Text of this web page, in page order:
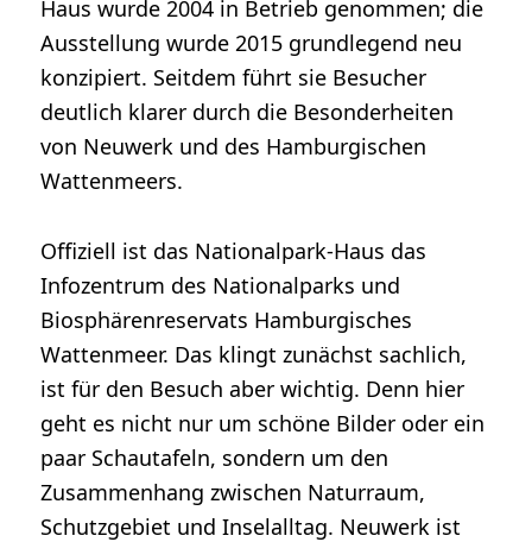
Haus wurde 2004 in Betrieb genommen; die
Ausstellung wurde 2015 grundlegend neu
konzipiert. Seitdem führt sie Besucher
deutlich klarer durch die Besonderheiten
von Neuwerk und des Hamburgischen
Wattenmeers.
Offiziell ist das Nationalpark-Haus das
Infozentrum des Nationalparks und
Biosphärenreservats Hamburgisches
Wattenmeer. Das klingt zunächst sachlich,
ist für den Besuch aber wichtig. Denn hier
geht es nicht nur um schöne Bilder oder ein
paar Schautafeln, sondern um den
Zusammenhang zwischen Naturraum,
Schutzgebiet und Inselalltag. Neuwerk ist